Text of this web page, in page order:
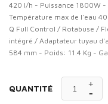
420 l/h - Puissance 1800W -
Température max de l'eau
Q Full Control / Rotabuse /
intégré / Adaptateur tuyau
584 mm - Poids: 11.4 Kg -
QUANTITÉ